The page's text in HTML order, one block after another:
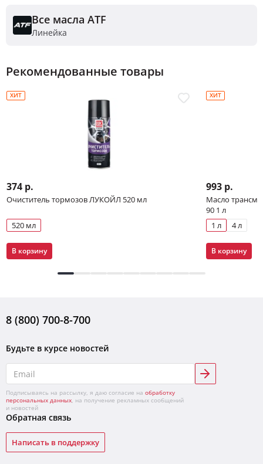
Все масла ATF
Линейка
Рекомендованные товары
ХИТ
374 р.
Очиститель тормозов ЛУКОЙЛ 520 мл
520 мл
В корзину
ХИТ
993 р.
Масло
90 1 л
1 л
4 л
В корзину
8 (800) 700-8-700
Будьте в курсе новостей
Подписываясь на рассылку, я даю согласие на обработку
персональных данных, на получение рекламных сообщений
и новостей
Обратная связь
Написать в поддержку